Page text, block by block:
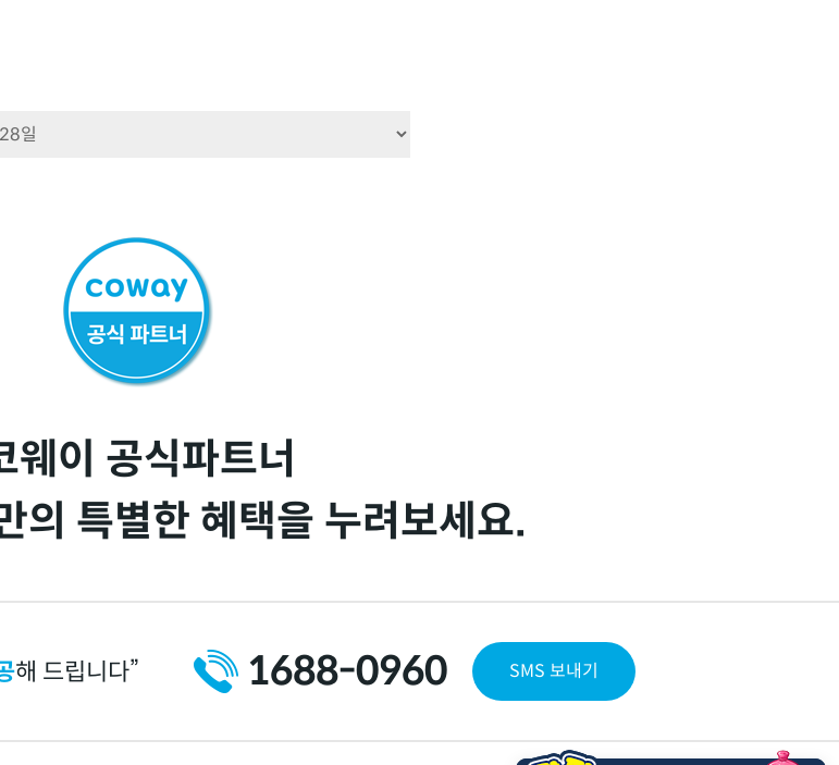
웨이 공식파트너
의 특별한 혜택을 누려보세요.
해 드립니다 1688-0960 SMS 보내기